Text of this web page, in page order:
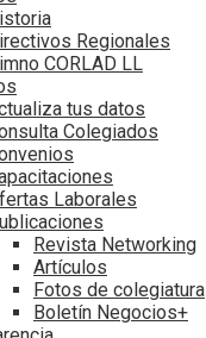
Regionales
CORLAD LL
tus datos
Colegiados
Laborales
Revista Networking
Artículos
Fotos de colegiatura
Boletín Negocios+